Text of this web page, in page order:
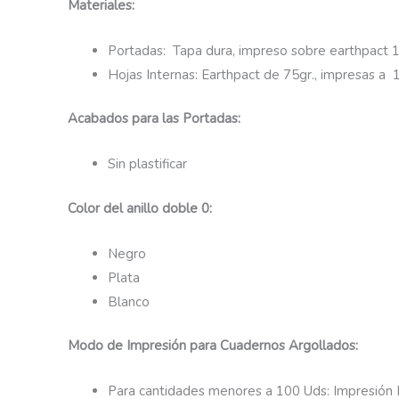
Materiales:
Portadas: Tapa dura, impreso sobre earthpact
Hojas Internas: Earthpact de 75gr., impresas a
Acabados para las Portadas:
Sin plastificar
Color del anillo doble 0:
Negro
Plata
Blanco
Modo de Impresión para Cuadernos Argollados:
Para cantidades menores a 100 Uds: Impresión